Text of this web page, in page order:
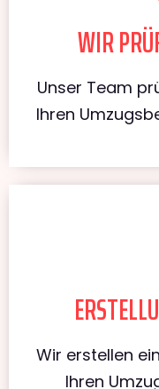
WIR
Unser Team
Ihren
Wir erstellen
Ihren